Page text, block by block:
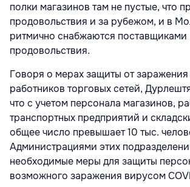
полки магазинов там не пустые, что
продовольствия и за рубежом, и в
ритмично снабжаются поставщиками
продовольствия.
Говоря о мерах защиты от
работников торговых сетей,
что с учетом персонала магазинов,
транспортных предприятий и
общее число превышает 10 тыс.
Администрациями этих
необходимые меры для защиты
возможного заражения вирусом